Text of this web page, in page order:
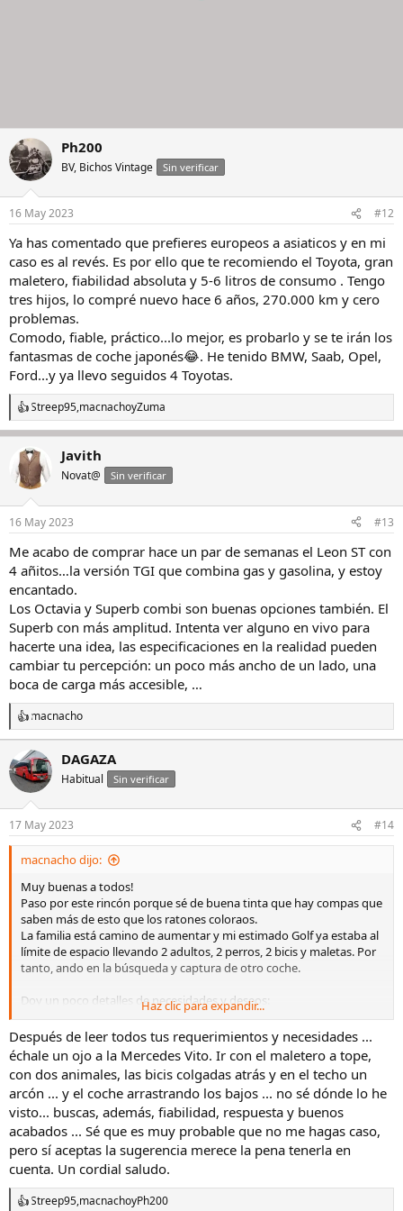
Ph200
BV, Bichos Vintage Sin verificar
16 May 2023 #12
Ya has comentado que prefieres europeos a asiaticos y en mi
caso es al revés. Es por ello que te recomiendo el Toyota, gran
maletero, fiabilidad absoluta y 5-6 litros de consumo . Tengo
tres hijos, lo compré nuevo hace 6 años, 270.000 km y cero
problemas.
Comodo, fiable, práctico...lo mejor, es probarlo y se te irán los
fantasmas de coche japonés😂. He tenido BMW, Saab, Opel,
Ford...y ya llevo seguidos 4 Toyotas.
R
e
c
c
i
e
:
Streep95,macnachoyZuma
Javith
Novat@ Sin verificar
16 May 2023 #13
Me acabo de comprar hace un par de semanas el Leon ST con
4 añitos…la versión TGI que combina gas y gasolina, y estoy
encantado.
Los Octavia y Superb combi son buenas opciones también. El
Superb con más amplitud. Intenta ver alguno en vivo para
hacerte una idea, las especificaciones en la realidad pueden
cambiar tu percepción: un poco más ancho de un lado, una
boca de carga más accesible, …
R
e
c
c
i
o
n
e
macnacho
DAGAZA
Habitual Sin verificar
17 May 2023 #14
macnacho dijo:
Muy buenas a todos!
Paso por este rincón porque sé de buena tinta que hay compas que
saben más de esto que los ratones coloraos.
La familia está camino de aumentar y mi estimado Golf ya estaba al
límite de espacio llevando 2 adultos, 2 perros, 2 bicis y maletas. Por
tanto, ando en la búsqueda y captura de otro coche.
Doy un poco detalles de necesidades y deseos:
Suelo hacer 25k-30k kms al año, la gran mayoría son viajes de 3-4
horas por autovía (el 90% por lo menos).
Necesito un maletero generoso. Mínimo 500L, aunque creo que si
se acerca a los 600L mucho mejor. En el maletero quiero llevar a los
perros en transportín rígido (y son dos perros medianetes tirando a
grandes) además del espacio suficiente para maletas (aunque
eventualmente tenga que poner un arcón en el techo para
vacaciones).
Las bicis pues irán con un Thule en la bola.
Sé que los mal llamados SUV son aplastante mayoría frente a las
berlinas familiares, pero no sé, en principio soy más del segundo
tipo. Ir tan elevado y tener el punto de gravedad tan alto no me
Haz clic para expandir...
Después de leer todos tus requerimientos y necesidades ...
échale un ojo a la Mercedes Vito. Ir con el maletero a tope,
con dos animales, las bicis colgadas atrás y en el techo un
arcón ... y el coche arrastrando los bajos ... no sé dónde lo he
visto... buscas, además, fiabilidad, respuesta y buenos
acabados ... Sé que es muy probable que no me hagas caso,
pero sí aceptas la sugerencia merece la pena tenerla en
cuenta. Un cordial saludo.
R
Streep95,macnachoyPh200